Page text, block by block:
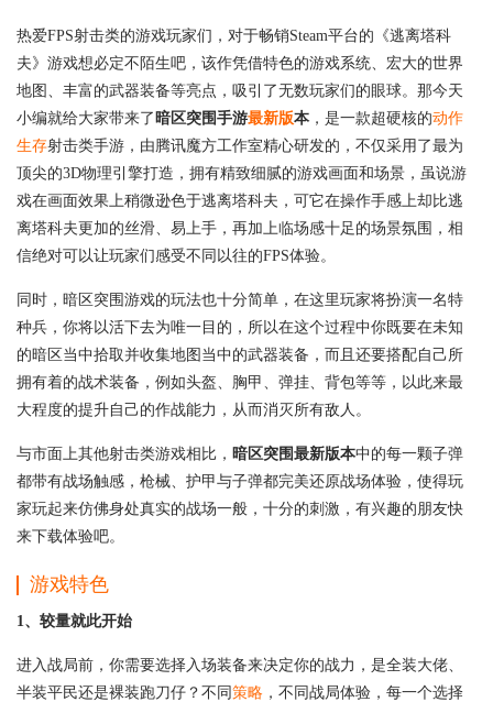
热爱FPS射击类的游戏玩家们，对于畅销Steam平台的《逃离塔科
夫》游戏想必定不陌生吧，该作凭借特色的游戏系统、宏大的世界
地图、丰富的武器装备等亮点，吸引了无数玩家们的眼球。那今天
小编就给大家带来了 暗区突围手游最新版本 ，是一款超硬核的动作
生存射击类手游，由腾讯魔方工作室精心研发的，不仅采用了最为
顶尖的3D物理引擎打造，拥有精致细腻的游戏画面和场景，虽说游
戏在画面效果上稍微逊色于逃离塔科夫，可它在操作手感上却比逃
离塔科夫更加的丝滑、易上手，再加上临场感十足的场景氛围，相
信绝对可以让玩家们感受不同以往的FPS体验。
同时，暗区突围游戏的玩法也十分简单，在这里玩家将扮演一名特
种兵，你将以活下去为唯一目的，所以在这个过程中你既要在未知
的暗区当中拾取并收集地图当中的武器装备，而且还要搭配自己所
拥有着的战术装备，例如头盔、胸甲、弹挂、背包等等，以此来最
大程度的提升自己的作战能力，从而消灭所有敌人。
与市面上其他射击类游戏相比， 暗区突围最新版本中的每一颗子弹
都带有战场触感，枪械、护甲与子弹都完美还原战场体验，使得玩
家玩起来仿佛身处真实的战场一般，十分的刺激，有兴趣的朋友快
来下载体验吧。
游戏特色
1、较量就此开始
进入战局前，你需要选择入场装备来决定你的战力，是全装大佬、
半装平民还是裸装跑刀仔？不同策略 ，不同战局体验，每一个选择